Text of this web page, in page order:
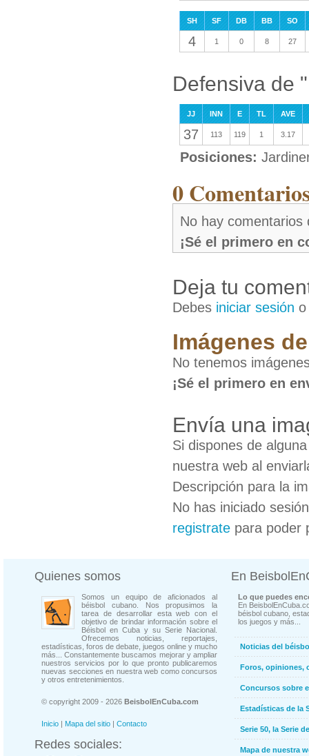
SH SF DB BB SO
4 1 0 8 27
Defensiva de
JJ INN E TL AVE
37 113 119 1 3.17
Posiciones:
0
No hay comentarios
¡Sé el primero en
Deja tu
Debes iniciar sesión
Imágenes
No tenemos
¡Sé el primero en
Envía una
Si dispones de
nuestra web al
Descripción para la
No has iniciado
registrate para poder
Quienes somos
Somos un equipo de aficionados al
béisbol cubano. Nos propusimos la
tarea de desarrollar esta web con el
objetivo de brindar información sobre el
Béisbol en Cuba y su Serie Nacional.
Ofrecemos noticias, reportajes,
estadísticas, foros de debate, juegos online y mucho
más... Constantemente buscamos mejorar y ampliar
nuestros servicios por lo que pronto publicaremos
nuevas secciones en nuestra web como concursos
y otros entretenimientos.
© copyright 2009 - 2026 BeisbolEnCuba.com
Inicio | Mapa del sitio | Contacto
Redes sociales:
En
Lo que puedes
En
béisbol cubano,
los juegos y más...
Noticias del
Foros, opiniones,
Concursos sobre
Estadísticas de la
Serie 50, la Serie
Mapa de nuestra